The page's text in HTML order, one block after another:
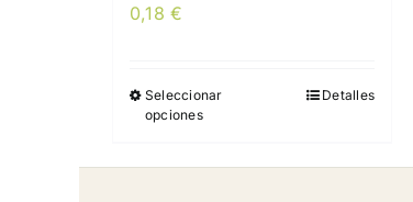
0,18€
Seleccionar
opciones
Detalles